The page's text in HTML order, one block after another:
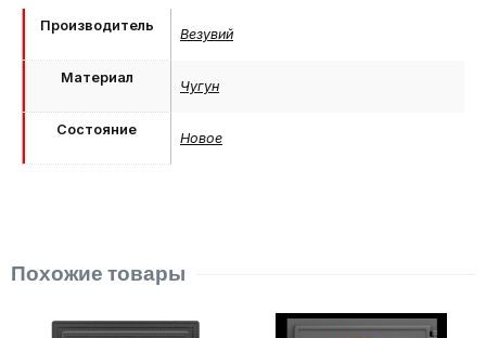
Производитель
Везувий
Материал
Чугун
Состояние
Новое
Похожие товары